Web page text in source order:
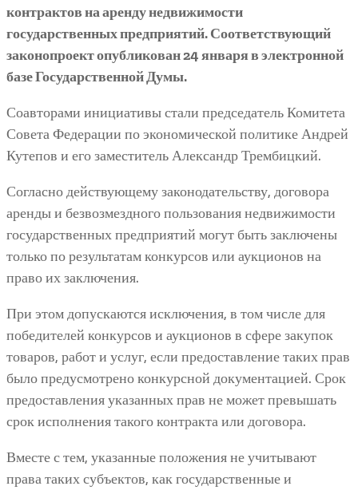
контрактов на аренду недвижимости
государственных предприятий. Соответствующий
законопроект опубликован 24 января в электронной
базе Государственной Думы.
Соавторами инициативы стали председатель Комитета
Совета Федерации по экономической политике Андрей
Кутепов и его заместитель Александр Трембицкий.
Согласно действующему законодательству, договора
аренды и безвозмездного пользования недвижимости
государственных предприятий могут быть заключены
только по результатам конкурсов или аукционов на
право их заключения.
При этом допускаются исключения, в том числе для
победителей конкурсов и аукционов в сфере закупок
товаров, работ и услуг, если предоставление таких прав
было предусмотрено конкурсной документацией. Срок
предоставления указанных прав не может превышать
срок исполнения такого контракта или договора.
Вместе с тем, указанные положения не учитывают
права таких субъектов, как государственные и